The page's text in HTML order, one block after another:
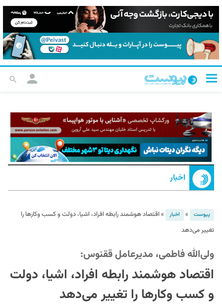
اخبار
پیوست » اخبار » اقتصاد هوشمند رابطه افراد، اشیا، دولت و کسب وکارها را
تغییر می‌دهد
ولی‌الله فاطمی، مدیرعامل ققنوس:
اقتصاد هوشمند رابطه افراد، اشیا، دولت
و کسب وکارها را تغییر می‌دهد